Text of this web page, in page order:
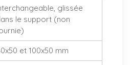
glissée
le support (non
et 100x50 mm